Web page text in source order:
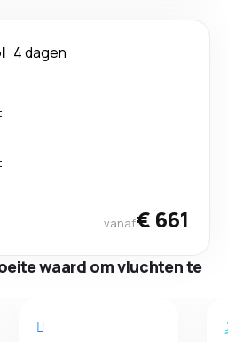
4 dagen
vanaf€ 661
waard om vluchten te